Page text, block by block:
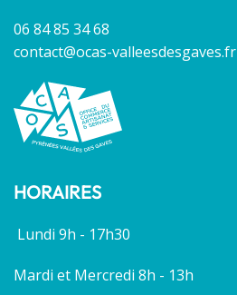
06 84 85 34 68
contact@ocas-valleesdesgaves.fr
HORAIRES
Lundi 9h - 17h30
Mardi et Mercredi 8h - 13h